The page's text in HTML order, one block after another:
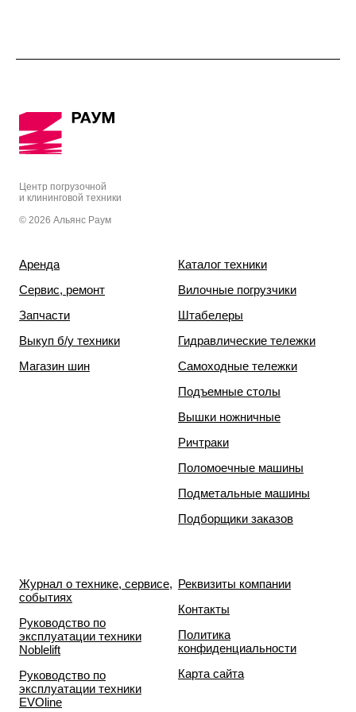
Центр погрузочной
и клининговой техники
© 2026 Альянс Раум
Аренда
Сервис, ремонт
Запчасти
Выкуп б/у техники
Магазин шин
Каталог техники
Вилочные погрузчики
Штабелеры
Гидравлические тележки
Самоходные тележки
Подъемные столы
Вышки ножничные
Ричтраки
Поломоечные машины
Подметальные машины
Подборщики заказов
Журнал о технике, сервисе,
событиях
Руководство по
эксплуатации техники
Noblelift
Руководство по
эксплуатации техники
EVOline
Реквизиты компании
Контакты
Политика
конфиденциальности
Карта сайта